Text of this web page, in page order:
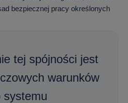
bezpiecznej pracy określonych
tej spójności jest
warunków
systemu